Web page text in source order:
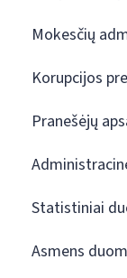
Mokesčių
Korupcijos
Pranešėjų
Statistiniai
Asmens